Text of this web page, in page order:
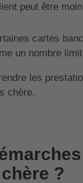
peut être
cartes
un nombre
les
chère.
?